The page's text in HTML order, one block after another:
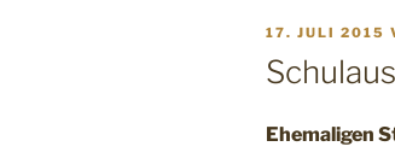
AM
17. JULI 2015
Ehemaligen